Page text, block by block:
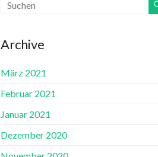
Archive
März 2021
Februar 2021
Januar 2021
Dezember 2020